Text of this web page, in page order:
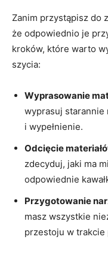
Zanim przystąpisz do
⁤że⁢ odpowiednio⁤ je
kroków, które warto​
szycia:
Wyprasowanie
wyprasuj ‍starannie
⁣i wypełnienie.
Odcięcie
zdecyduj, jaki ma
odpowiednie
Przygotowanie
masz wszystkie
przestoju ⁢w trakcie